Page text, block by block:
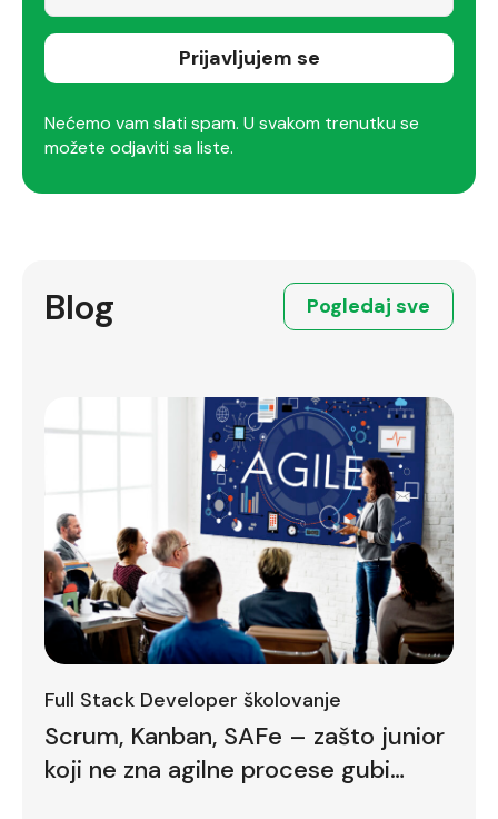
Prijavljujem se
Nećemo vam slati spam. U svakom trenutku se
možete odjaviti sa liste.
Blog Pogledaj sve
Full Stack Developer školovanje
Scrum, Kanban, SAFe – zašto junior
koji ne zna agilne procese gubi